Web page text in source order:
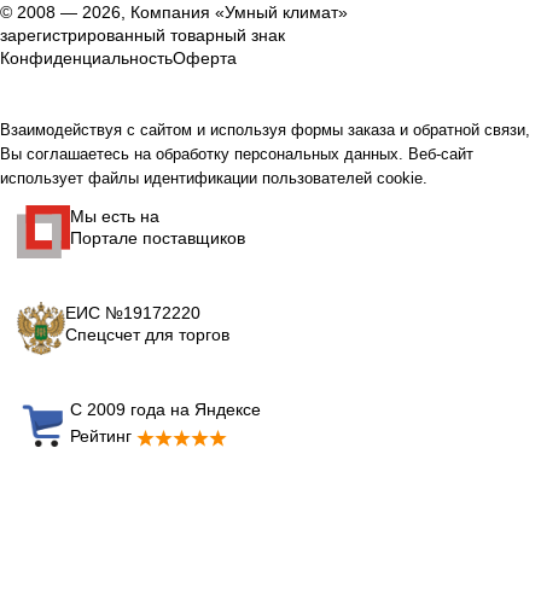
© 2008 — 2026, Компания «Умный климат»
зарегистрированный товарный знак
КонфиденциальностьОферта
Взаимодействуя с сайтом и используя формы заказа и обратной связи,
Вы соглашаетесь на обработку персональных данных. Веб-сайт
использует файлы идентификации пользователей cookie.
Мы есть на
Портале поставщиков
ЕИС №19172220
Спецсчет для торгов
С 2009 года на Яндексе
Рейтинг